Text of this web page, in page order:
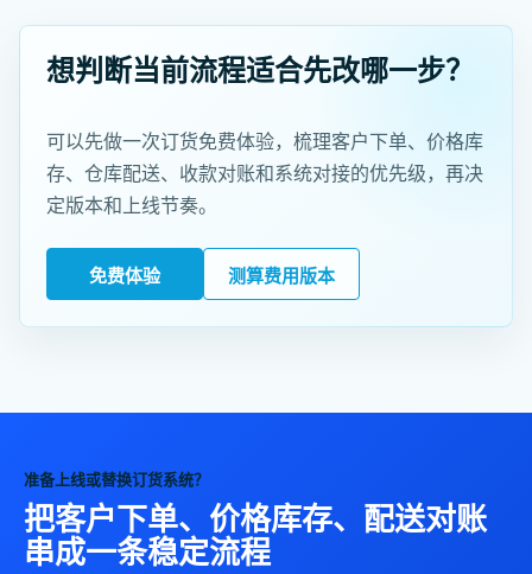
想判断当前流程适合先改哪一步？
可以先做一次订货免费体验，梳理客户下单、价格库
存、仓库配送、收款对账和系统对接的优先级，再决
定版本和上线节奏。
免费体验 测算费用版本
准备上线或替换订货系统？
把客户下单、价格库存、配送对账
串成一条稳定流程